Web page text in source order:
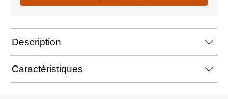
Description
Caractéristiques